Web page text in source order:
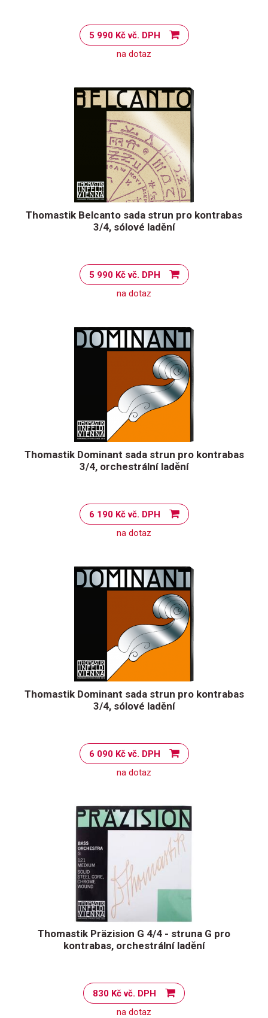
5 990 Kč vč. DPH
na dotaz
Thomastik Belcanto sada strun pro kontrabas
3/4, sólové ladění
5 990 Kč vč. DPH
na dotaz
Thomastik Dominant sada strun pro kontrabas
3/4, orchestrální ladění
6 190 Kč vč. DPH
na dotaz
Thomastik Dominant sada strun pro kontrabas
3/4, sólové ladění
6 090 Kč vč. DPH
na dotaz
Thomastik Präzision G 4/4 - struna G pro
kontrabas, orchestrální ladění
830 Kč vč. DPH
na dotaz